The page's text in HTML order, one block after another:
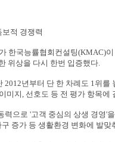
보적 경쟁력
가 한국능률협회컨설팅(KMAC)
위상을 다시 한번 입증했다.
2012년부터 단 한 차례도 1위를
이미지, 선호도 등 전 평가 항목에
력으로 '고객 중심의 상생 경영'
증가 등 생활환경 변화에 발맞